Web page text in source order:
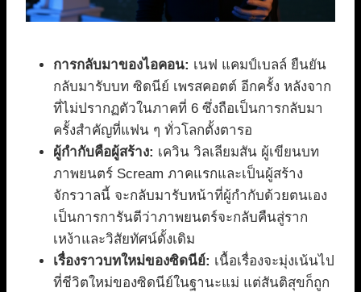
การกลับมาของไอคอน: เนฟ แคมป์เบลล์ ยืนยัน
กลับมารับบท ซิดนีย์ เพรสคอตต์ อีกครั้ง หลังจาก
ที่ไม่ปรากฏตัวในภาคที่ 6 ซึ่งถือเป็นการกลับมา
ครั้งสำคัญที่แฟน ๆ ทั่วโลกตั้งตารอ
ผู้กำกับคือผู้สร้าง: เควิน วิลเลียมสัน ผู้เขียนบท
ภาพยนตร์ Scream ภาคแรกและเป็นผู้สร้าง
จักรวาลนี้ จะกลับมารับหน้าที่ผู้กำกับด้วยตนเอง
เป็นการการันตีว่าภาพยนตร์จะกลับคืนสู่ราก
เหง้าและวิสัยทัศน์ดั้งเดิม
เรื่องราวบทใหม่ของซิดนีย์: เนื้อเรื่องจะมุ่งเน้นไป
ที่ชีวิตใหม่ของซิดนีย์ในฐานะแม่ แต่สันติสุขก็ถูก